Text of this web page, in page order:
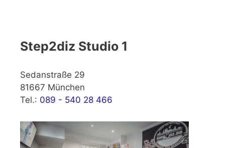
Step2diz Studio 1
Sedanstraße 29
81667 München
Tel.: 089 - 540 28 466